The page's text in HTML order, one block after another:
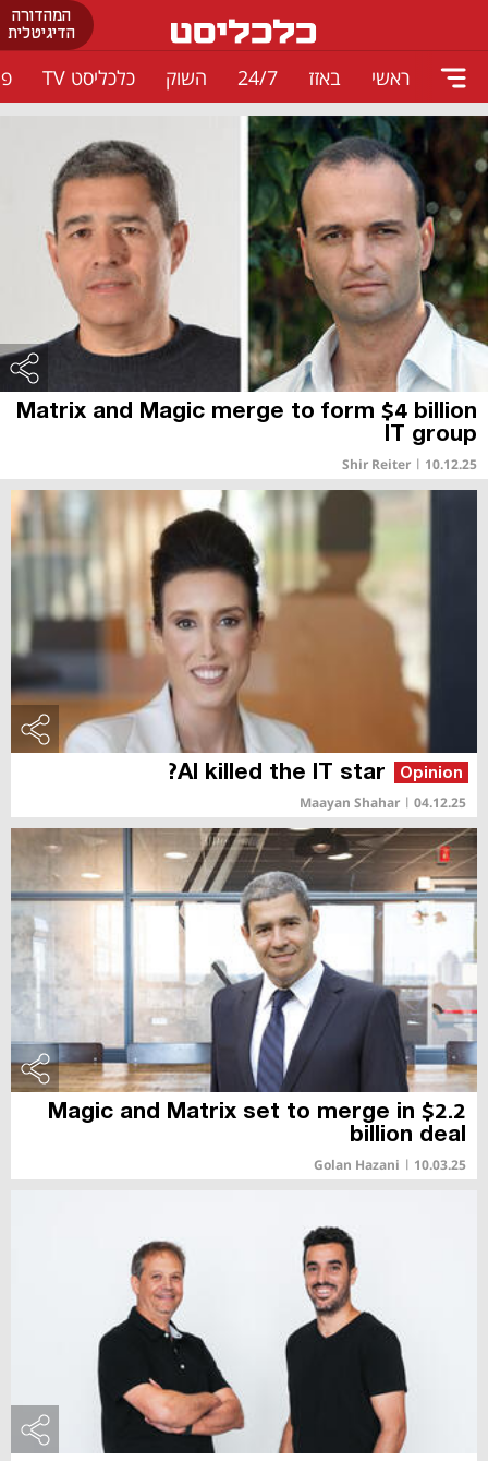
המהדורה
הדיגיטלית
ראשי באזז 24/7 השוק כלכליסט TV
Matrix and Magic merge to form $4 billion
IT group
10.12.25
|
Shir Reiter
Opinion
AI killed the IT star?
04.12.25
|
Maayan Shahar
Magic and Matrix set to merge in $2.2
billion deal
10.03.25
|
Golan Hazani